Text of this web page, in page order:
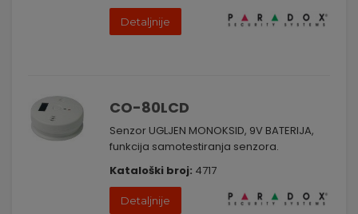
Detaljnije
CO-80LCD
Senzor UGLJEN MONOKSID, 9V BATERIJA,
funkcija samotestiranja senzora.
Kataloški broj: 4717
Detaljnije